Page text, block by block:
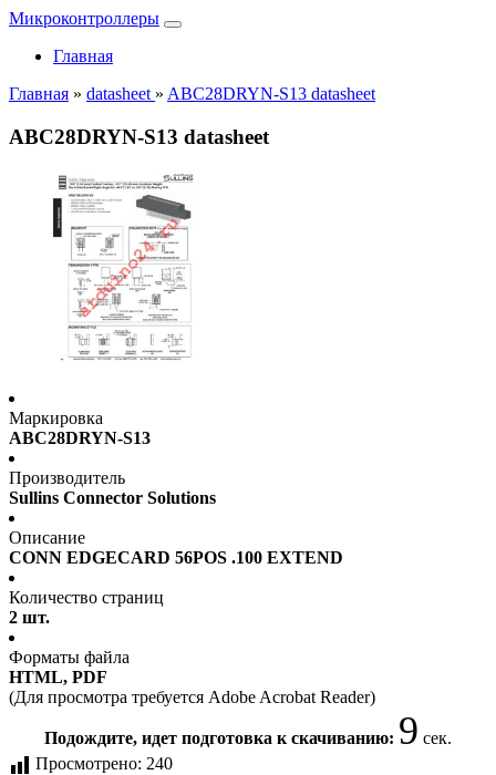
Микроконтроллеры
Главная
Главная » datasheet » ABC28DRYN-S13 datasheet
ABC28DRYN-S13 datasheet
Маркировка
ABC28DRYN-S13
Производитель
Sullins Connector Solutions
Описание
CONN EDGECARD 56POS .100 EXTEND
Количество страниц
2 шт.
Форматы файла
HTML, PDF
(Для просмотра требуется Adobe Acrobat Reader)
Подождите, идет подготовка к скачиванию: 9 сек.
Просмотрено: 240